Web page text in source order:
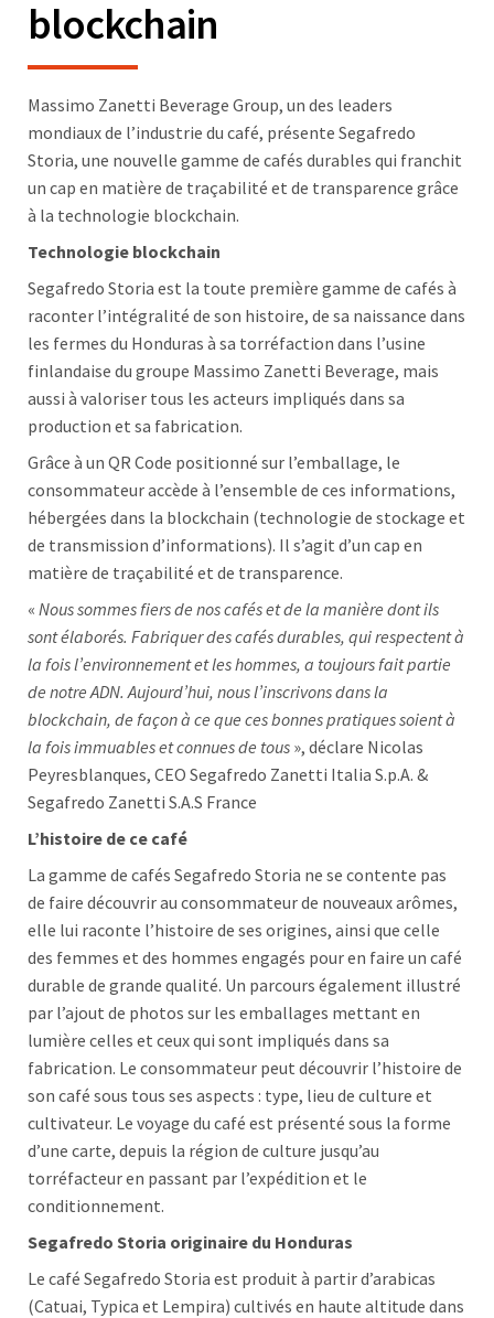
blockchain
Massimo Zanetti Beverage Group, un des leaders
mondiaux de l’industrie du café, présente Segafredo
Storia, une nouvelle gamme de cafés durables qui franchit
un cap en matière de traçabilité et de transparence grâce
à la technologie blockchain.
Technologie blockchain
Segafredo Storia est la toute première gamme de cafés à
raconter l’intégralité de son histoire, de sa naissance dans
les fermes du Honduras à sa torréfaction dans l’usine
finlandaise du groupe Massimo Zanetti Beverage, mais
aussi à valoriser tous les acteurs impliqués dans sa
production et sa fabrication.
Grâce à un QR Code positionné sur l’emballage, le
consommateur accède à l’ensemble de ces informations,
hébergées dans la blockchain (technologie de stockage et
de transmission d’informations). Il s’agit d’un cap en
matière de traçabilité et de transparence.
« Nous sommes fiers de nos cafés et de la manière dont ils
sont élaborés. Fabriquer des cafés durables, qui respectent à
la fois l’environnement et les hommes, a toujours fait partie
de notre ADN. Aujourd’hui, nous l’inscrivons dans la
blockchain, de façon à ce que ces bonnes pratiques soient à
la fois immuables et connues de tous », déclare Nicolas
Peyresblanques, CEO Segafredo Zanetti Italia S.p.A. &
Segafredo Zanetti S.A.S France
L’histoire de ce café
La gamme de cafés Segafredo Storia ne se contente pas
de faire découvrir au consommateur de nouveaux arômes,
elle lui raconte l’histoire de ses origines, ainsi que celle
des femmes et des hommes engagés pour en faire un café
durable de grande qualité. Un parcours également illustré
par l’ajout de photos sur les emballages mettant en
lumière celles et ceux qui sont impliqués dans sa
fabrication. Le consommateur peut découvrir l’histoire de
son café sous tous ses aspects : type, lieu de culture et
cultivateur. Le voyage du café est présenté sous la forme
d’une carte, depuis la région de culture jusqu’au
torréfacteur en passant par l’expédition et le
conditionnement.
Segafredo Storia originaire du Honduras
Le café Segafredo Storia est produit à partir d’arabicas
(Catuai, Typica et Lempira) cultivés en haute altitude dans